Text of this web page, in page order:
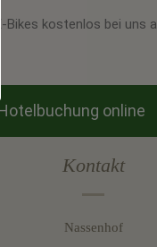
Bikes kostenlos bei uns
online
Kontakt
Nassenhof